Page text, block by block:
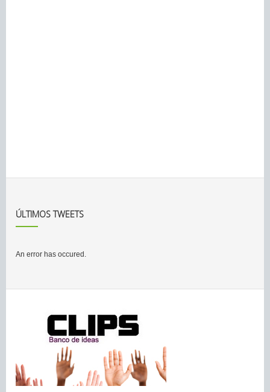
ÚLTIMOS TWEETS
An error has occured.